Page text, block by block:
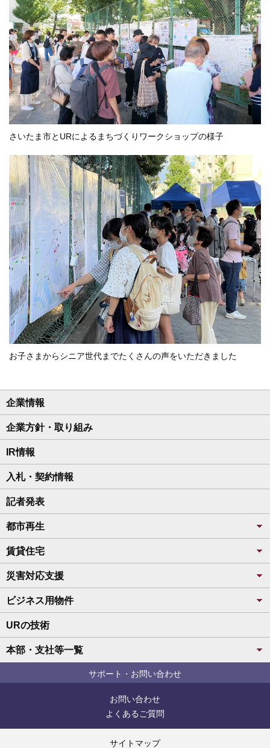
さいたま市とURによるまちづくりワークショップの様子
お子さまからシニア世代までたくさんの声をいただきました
企業情報
企業方針・取り組み
IR情報
入札・契約情報
記者発表
都市再生
賃貸住宅
災害対応支援
ビジネス用物件
URの技術
本部・支社等一覧
サポート・お問い合わせ
お問い合わせ
よくあるご質問
サイトマップ